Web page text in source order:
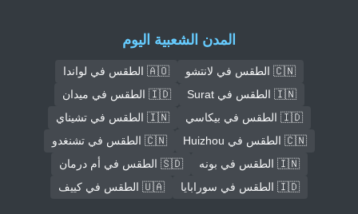
المدن الشعبية اليوم
🇨🇳 الطقس في لانتشو
🇦🇴 الطقس في لواندا
🇮🇳 الطقس في Surat
🇮🇩 الطقس في ميدان
🇮🇩 الطقس في بيكاسي
🇮🇳 الطقس في تشيناي
🇨🇳 الطقس في Huizhou
🇨🇳 الطقس في تشنغدو
🇮🇳 الطقس في بونه
🇸🇩 الطقس في أم درمان
🇮🇩 الطقس في سورابايا
🇺🇦 الطقس في كييف